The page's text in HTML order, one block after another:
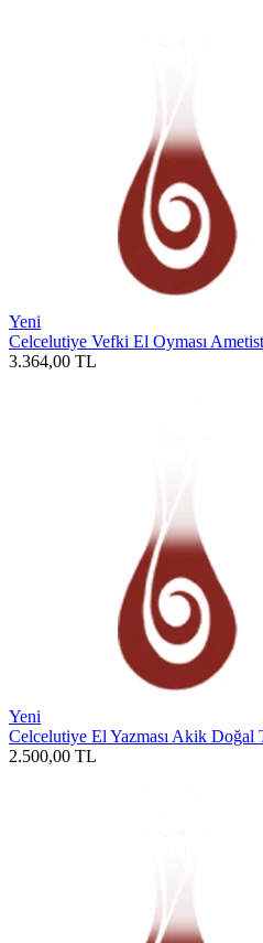
Yeni
Celcelutiye Vefki El Oyması
3.364,00 TL
Yeni
Celcelutiye El Yazması Akik Doğal
2.500,00 TL